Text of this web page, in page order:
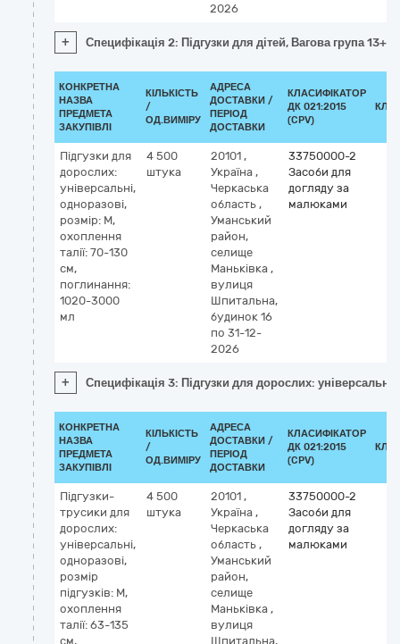
2026
+ Специфікація 2: Підгузки для дітей, Вагова група 13+,
КОНКРЕТНА
НАЗВА
ПРЕДМЕТА
ЗАКУПІВЛІ
КІЛЬКІСТЬ
/
ОД.ВИМІРУ
АДРЕСА
ДОСТАВКИ /
ПЕРІОД
ДОСТАВКИ
КЛАСИФІКАТОР
ДК 021:2015
(CPV)
Підгузки для
дорослих:
універсальні,
одноразові,
розмір: M,
охоплення
талії: 70-130
см,
поглинання:
1020-3000
мл
4 500
штука
20101 ,
Україна ,
Черкаська
область ,
Уманський
район,
селище
Маньківка ,
вулиця
Шпитальна,
будинок 16
по 31-12-
2026
33750000-2
Засоби для
догляду за
малюками
+ Специфікація 3: Підгузки для дорослих:
КОНКРЕТНА
НАЗВА
ПРЕДМЕТА
ЗАКУПІВЛІ
КІЛЬКІСТЬ
/
ОД.ВИМІРУ
АДРЕСА
ДОСТАВКИ /
ПЕРІОД
ДОСТАВКИ
КЛАСИФІКАТОР
ДК 021:2015
(CPV)
Підгузки-
трусики для
дорослих:
універсальні,
одноразові,
розмір
підгузків: M,
охоплення
талії: 63-135
см,
4 500
штука
20101 ,
Україна ,
Черкаська
область ,
Уманський
район,
селище
Маньківка ,
вулиця
Шпитальна,
33750000-2
Засоби для
догляду за
малюками